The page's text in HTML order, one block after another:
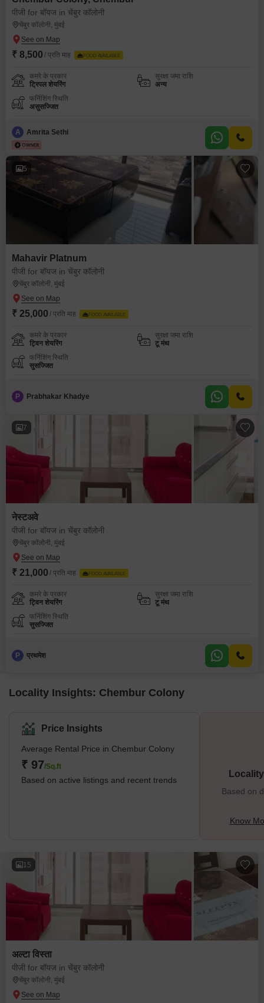
पीजी for बॉयज in चेंबुर कॉलोनी
चेंबुर कॉलोनी, मुंबई
₹ 8,500 / प्रति माह FOOD AVAILABLE
कमरे के प्रकार
ट्रिपल शेयरिंग
सुरक्षा जमा राशि
अन्य
फर्निशिंग स्थिति
असुसज्जित
A Amrita Sethi
5
Mahavir Platnum
पीजी for बॉयज in चेंबुर कॉलोनी
चेंबुर कॉलोनी, मुंबई
₹ 25,000 / प्रति माह FOOD AVAILABLE
कमरे के प्रकार
ट्विन शेयरिंग
सुरक्षा जमा राशि
टू मंथ
फर्निशिंग स्थिति
सुसज्जित
P Prabhakar Khadye
7
नेस्टअवे
पीजी for बॉयज in चेंबुर कॉलोनी
चेंबुर कॉलोनी, मुंबई
₹ 21,000 / प्रति माह FOOD AVAILABLE
कमरे के प्रकार
ट्विन शेयरिंग
सुरक्षा जमा राशि
टू मंथ
फर्निशिंग स्थिति
सुसज्जित
P प्रथमेश
Locality Insights: Chembur Colony
Price Insights
Average Rental Price in Chembur Colony
₹ 97/Sq.ft
Based on active listings and recent trends
Based on
Know
15
अल्टा विस्ता
पीजी for बॉयज in चेंबुर कॉलोनी
चेंबुर कॉलोनी, मुंबई